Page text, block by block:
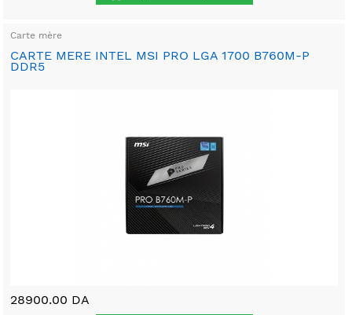
Carte mère
CARTE MERE INTEL MSI PRO LGA 1700 B760M-P
DDR5
28900.00 DA